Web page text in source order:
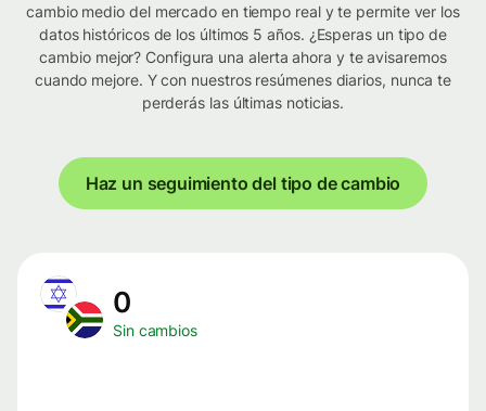
cambio medio del mercado en tiempo real y te permite ver los
datos históricos de los últimos 5 años. ¿Esperas un tipo de
cambio mejor? Configura una alerta ahora y te avisaremos
cuando mejore. Y con nuestros resúmenes diarios, nunca te
perderás las últimas noticias.
Haz un seguimiento del tipo de cambio
0
Sin cambios